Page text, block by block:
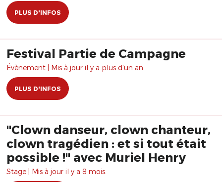
PLUS D'INFOS
Festival Partie de Campagne
Évènement | Mis à jour il y a plus d'un an.
PLUS D'INFOS
"Clown danseur, clown chanteur,
clown tragédien : et si tout était
possible !" avec Muriel Henry
Stage | Mis à jour il y a 8 mois.